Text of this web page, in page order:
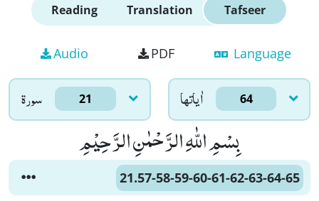
Reading Translation Tafseer
Audio PDF Language
سورۃ 21 اٰياتها 64
بِسْمِ اللّٰهِ الرَّحْمٰنِ الرَّحِیْمِ
21.57-58-59-60-61-62-63-64-65